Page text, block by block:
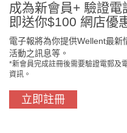
成為新會員+ 驗證
即送你$100 網店優
電子報將為你提供Wellent最新
活動之訊息等。
*新會員完成註冊後需要驗證電郵及
資訊。
立即註冊